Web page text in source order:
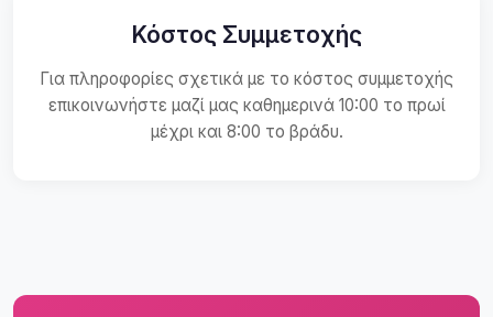
Κόστος Συμμετοχής
Για πληροφορίες σχετικά με το κόστος συμμετοχής
επικοινωνήστε μαζί μας καθημερινά 10:00 το πρωί
μέχρι και 8:00 το βράδυ.